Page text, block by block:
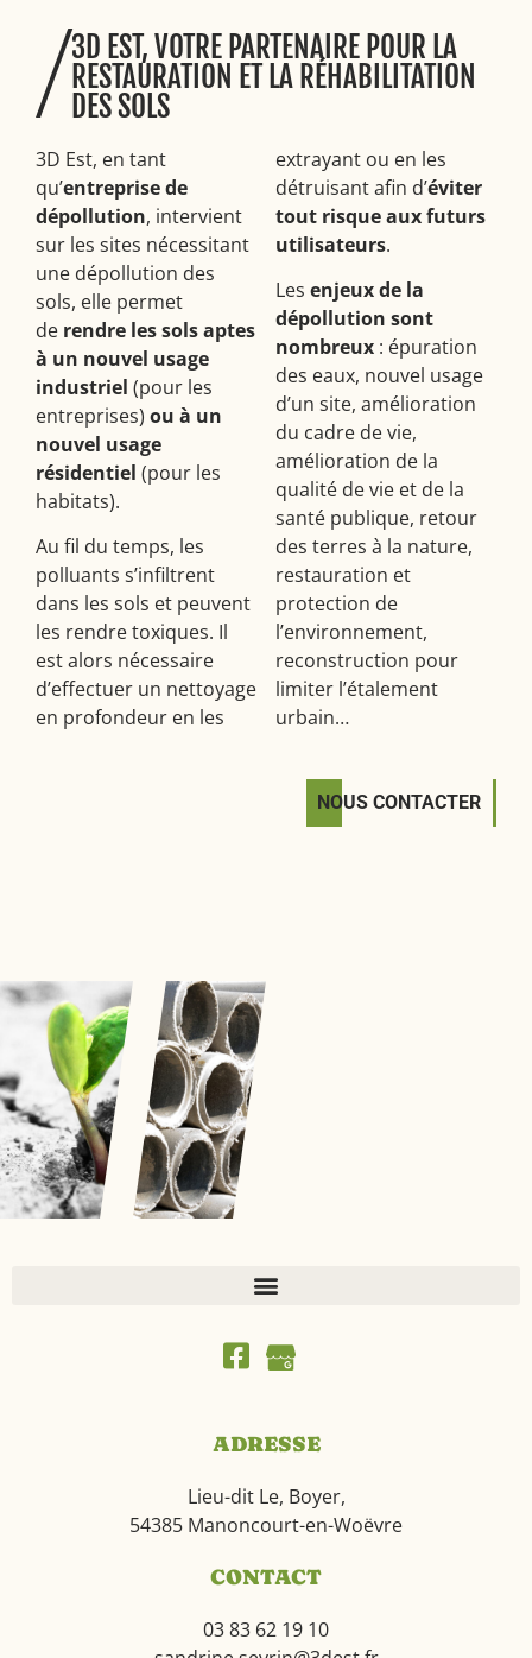
3D EST, VOTRE PARTENAIRE POUR LA
RESTAURATION ET LA RÉHABILITATION
DES SOLS
3D Est, en tant
qu’entreprise de
dépollution, intervient
sur les sites nécessitant
une dépollution des
sols, elle permet
de rendre les sols aptes
à un nouvel usage
industriel (pour les
entreprises) ou à un
nouvel usage
résidentiel (pour les
habitats).
Au fil du temps, les
polluants s’infiltrent
dans les sols et peuvent
les rendre toxiques. Il
est alors nécessaire
d’effectuer un nettoyage
en profondeur en les
extrayant ou en les
détruisant afin d’éviter
tout risque aux futurs
utilisateurs.
Les enjeux de la
dépollution sont
nombreux : épuration
des eaux, nouvel usage
d’un site, amélioration
du cadre de vie,
amélioration de la
qualité de vie et de la
santé publique, retour
des terres à la nature,
restauration et
protection de
l’environnement,
reconstruction pour
limiter l’étalement
urbain…
NOUS CONTACTER
ADRESSE
Lieu-dit Le, Boyer,
54385 Manoncourt-en-Woëvre
CONTACT
03 83 62 19 10